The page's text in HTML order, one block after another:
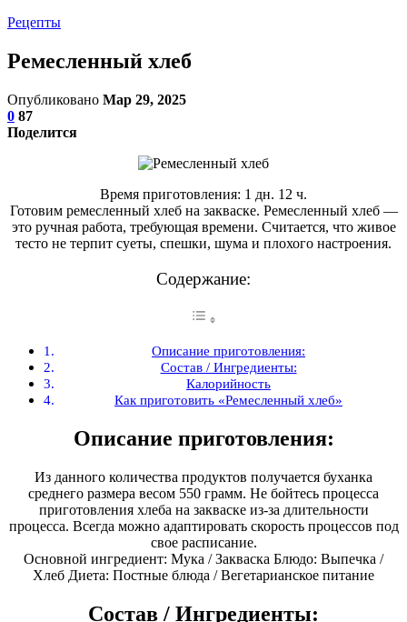
Рецепты
Ремесленный хлеб
Опубликовано Мар 29, 2025
0 87
Поделится
Время приготовления: 1 дн. 12 ч.
Готовим ремесленный хлеб на закваске. Ремесленный хлеб —
это ручная работа, требующая времени. Считается, что живое
тесто не терпит суеты, спешки, шума и плохого настроения.
Содержание:
Описание приготовления:
Состав / Ингредиенты:
Калорийность
Как приготовить «Ремесленный хлеб»
Описание приготовления:
Из данного количества продуктов получается буханка
среднего размера весом 550 грамм. Не бойтесь процесса
приготовления хлеба на закваске из-за длительности
процесса. Всегда можно адаптировать скорость процессов под
свое расписание.
Основной ингредиент: Мука / Закваска Блюдо: Выпечка /
Хлеб Диета: Постные блюда / Вегетарианское питание
Состав / Ингредиенты: